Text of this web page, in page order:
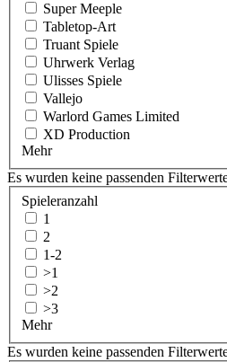
Super Meeple
Tabletop-Art
Truant Spiele
Uhrwerk Verlag
Ulisses Spiele
Vallejo
Warlord Games Limited
XD Production
Mehr
Es wurden keine passenden
Spieleranzahl
1
2
1-2
>1
>2
>3
Mehr
Es wurden keine passenden